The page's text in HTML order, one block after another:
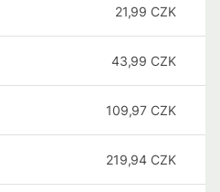
21,99 CZK
43,99 CZK
109,97 CZK
219,94 CZK